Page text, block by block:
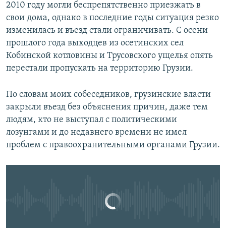
2010 году могли беспрепятственно приезжать в
свои дома, однако в последние годы ситуация резко
изменилась и въезд стали ограничивать. С осени
прошлого года выходцев из осетинских сел
Кобинской котловины и Трусовского ущелья опять
перестали пропускать на территорию Грузии.
По словам моих собеседников, грузинские власти
закрыли въезд без объяснения причин, даже тем
людям, кто не выступал с политическими
лозунгами и до недавнего времени не имел
проблем с правоохранительными органами Грузии.
EMBED SHARE
Дом за закрытой границей
byРадио Свобода
No media source currently available